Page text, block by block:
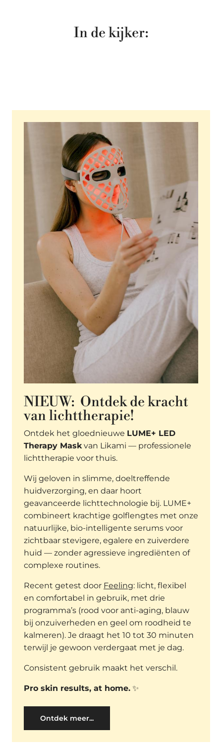
In de kijker:
NIEUW: Ontdek de kracht
van lichttherapie!
Ontdek het gloednieuwe LUME+ LED
Therapy Maskvan Likami — professionele
lichttherapie voor thuis.
Wij geloven in slimme, doeltreffende
huidverzorging, en daar hoort
geavanceerde lichttechnologie bij. LUME+
combineert krachtige golflengtes met onze
natuurlijke, bio-intelligente serums voor
zichtbaar stevigere, egalere en zuiverdere
huid — zonder agressieve ingrediënten of
complexe routines.
Recent getest door Feeling: licht, flexibel
en comfortabel in gebruik, met drie
programma’s (rood voor anti-aging, blauw
bij onzuiverheden en geel om roodheid te
kalmeren). Je draagt het 10 tot 30 minuten
terwijl je gewoon verdergaat met je dag.
Consistent gebruik maakt het verschil.
Pro skin results, at home. ✨
Ontdek meer...